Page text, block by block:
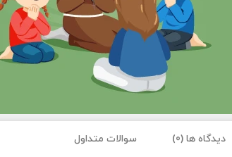
دیدگاه ها (0) سوالات متداول